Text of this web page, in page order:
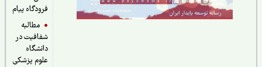
فرودگاه پیام
مطالبه
شفافیت در
دانشگاه
علوم پزشکی